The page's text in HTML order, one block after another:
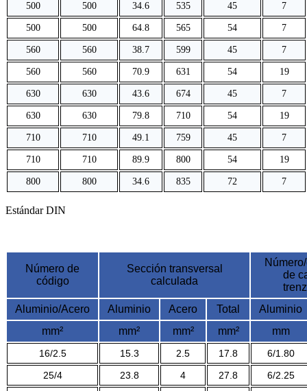
500 500 34.6 535 45 7
500 500 64.8 565 54 7
560 560 38.7 599 45 7
560 560 70.9 631 54 19
630 630 43.6 674 45 7
630 630 79.8 710 54 19
710 710 49.1 759 45 7
710 710 89.9 800 54 19
800 800 34.6 835 72 7
Estándar DIN
Número de
código
Sección transversal
calculada
de
Aluminio/Acero
Aluminio Acero Total
Aluminio
mm²
mm² mm² mm² mm
16/2.5 15.3 2.5 17.8
6/1.80
25/4
23.8 4 27.8
6/2.25